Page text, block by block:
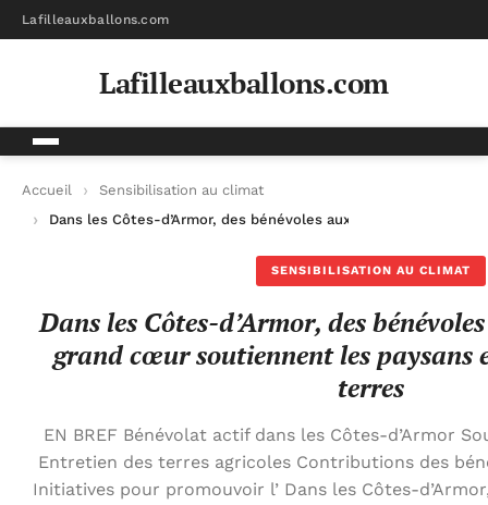
Lafilleauxballons.com
Lafilleauxballons.com
Accueil
Sensibilisation au climat
Dans les Côtes-d’Armor, des bénévoles aux petits bras au
SENSIBILISATION AU CLIMAT
Dans les Côtes-d’Armor, des
grand cœur soutiennent les paysans
terres
EN BREF Bénévolat actif dans les Côtes-d’Armor
Entretien des terres agricoles Contributions des
Initiatives pour promouvoir l’ Dans les Côtes-